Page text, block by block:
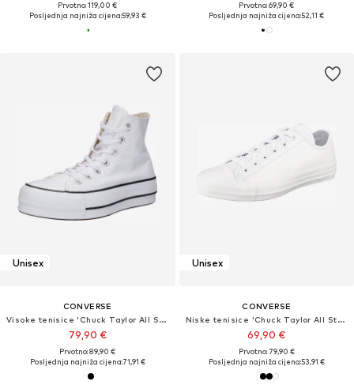
Prvotno: 119,00 €
Posljednja najniža cijena:59,93 €
Prvotno: 69,90 €
Posljednja najniža cijena:52,11 €
Unisex
CONVERSE
Visoke tenisice 'Chuck TayIor All Star Lift Platform'
79,90 €
Prvotno: 89,90 €
Posljednja najniža cijena:71,91 €
Unisex
CONVERSE
Niske tenisice 'Chuck Taylor All Star Leather'
69,90 €
Prvotno: 79,90 €
Posljednja najniža cijena:53,91 €